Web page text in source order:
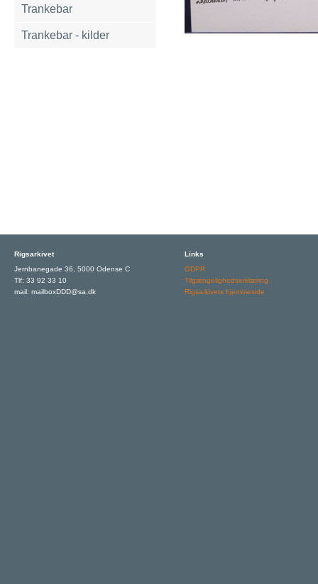
Trankebar
Trankebar - kilder
Rigsarkivet
Jernbanegade 36, 5000 Odense C
Tlf: 33 92 33 10
mail: mailboxDDD@sa.dk
Links
GDPR
Tilgængelighedserklæring
Rigsarkivets hjemmeside